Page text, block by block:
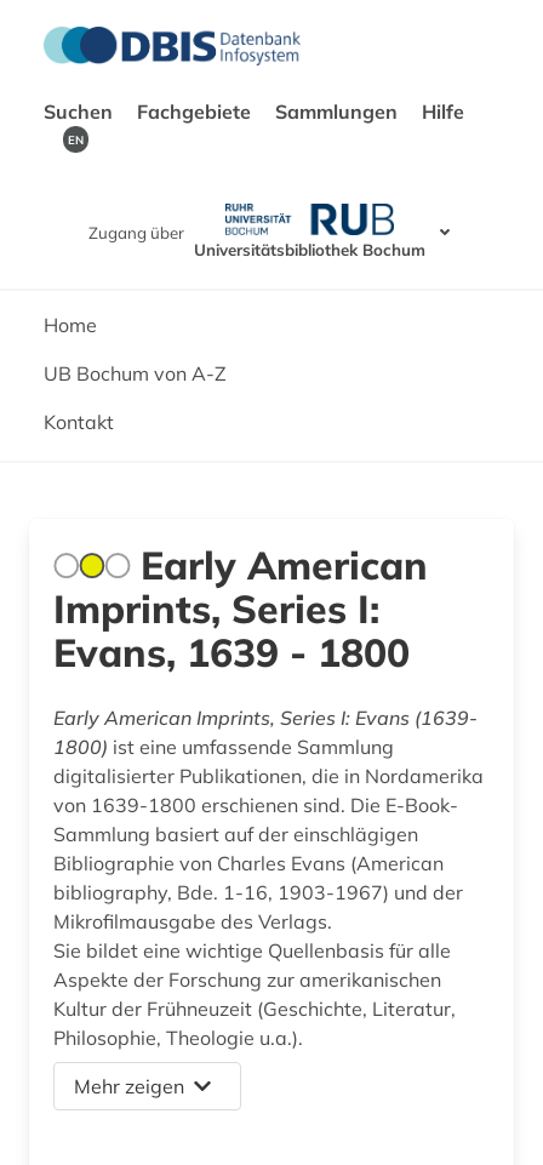
Suchen Fachgebiete Sammlungen Hilfe
EN
Zugang über
Universitätsbibliothek Bochum
Home
UB Bochum von A-Z
Kontakt
Early American
Imprints, Series I:
Evans, 1639 - 1800
Early American Imprints, Series I: Evans (1639-
1800) ist eine umfassende Sammlung
digitalisierter Publikationen, die in Nordamerika
von 1639-1800 erschienen sind. Die E-Book-
Sammlung basiert auf der einschlägigen
Bibliographie von Charles Evans (American
bibliography, Bde. 1-16, 1903-1967) und der
Mikrofilmausgabe des Verlags.
Sie bildet eine wichtige Quellenbasis für alle
Aspekte der Forschung zur amerikanischen
Kultur der Frühneuzeit (Geschichte, Literatur,
Philosophie, Theologie u.a.).
Mehr zeigen